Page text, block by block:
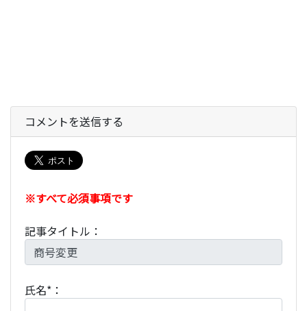
コメントを送信する
※すべて必須事項です
記事タイトル：
氏名*：